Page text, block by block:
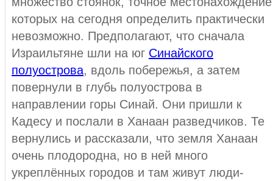
которых на сегодня определить практически
невозможно. Предполагают, что сначала
Израильтяне шли на юг Синайского
полуострова, вдоль побережья, а затем
повернули в глубь полуострова в
направлении горы Синай. Они пришли к
Кадесу и послали в Ханаан разведчиков. Те
вернулись и рассказали, что земля Ханаан
очень плодородна, но в ней много
укреплённых городов и там живут люди-